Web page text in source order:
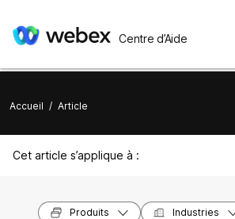
Centre d’Aide
Accueil / Article
Cet article s’applique à :
Produits Industries